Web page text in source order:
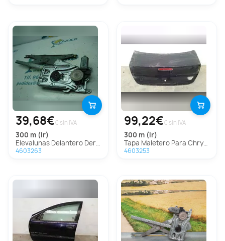
39,68€€ sin IVA
300 m (lr)
Elevalunas Delantero Derecho Para Chrysler 300 M
4603263
99,22€€ sin IVA
300 m (lr)
Tapa Maletero Para Chrysler 300 M
4603253